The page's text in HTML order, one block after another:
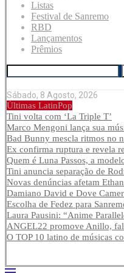
Listas
Festival de Sanremo
RBD
Lançamentos
Prêmios
Sábado, 8 Agosto, 2026
Últimas LatinPop
Tini volta com ‘La Triple T’
Marco Mengoni lança sua
Bad Bunny mescla ritmos no
Ex confirma ruptura e revela
Quem é Luna Passos, a
Tini anuncia separação de
Novas denúncias afetam
Damiano David e Dove
Escolha de Fedez para
Laura Pausini: “Anime
ANGEL22 promove Anillo,
O TOP 10 latino de músicas